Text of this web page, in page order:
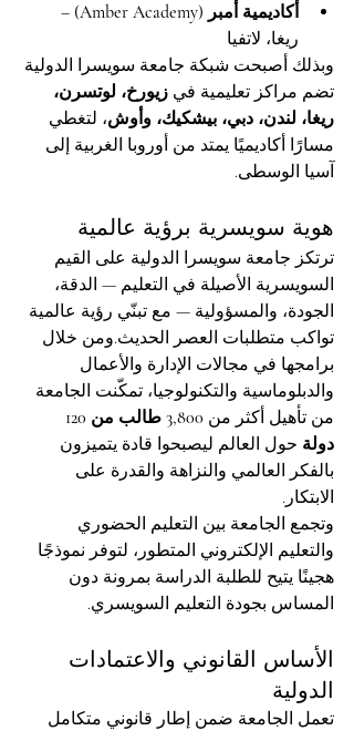
أكاديمية أمبر (Amber Academy)
–
ريغا، لاتفيا
وبذلك أصبحت شبكة جامعة سويسرا الدولية
تضم مراكز تعليمية في زيورخ، لوتسرن،
ريغا، لندن، دبي، بيشكيك، وأوش، لتغطي
مسارًا أكاديميًا يمتد من أوروبا الغربية إلى
آسيا الوسطى.
هوية سويسرية برؤية عالمية
ترتكز جامعة سويسرا الدولية على القيم
السويسرية الأصيلة في التعليم — الدقة،
الجودة، والمسؤولية — مع تبنّي رؤية عالمية
تواكب متطلبات العصر الحديث.ومن خلال
برامجها في مجالات الإدارة والأعمال
والدبلوماسية والتكنولوجيا، تمكّنت الجامعة
من تأهيل أكثر من
دولة حول العالم ليصبحوا قادة يتميزون
بالفكر العالمي والنزاهة والقدرة على
الابتكار.
وتجمع الجامعة بين التعليم الحضوري
والتعليم الإلكتروني المتطور، لتوفر نموذجًا
هجينًا يتيح للطلبة الدراسة بمرونة دون
المساس بجودة التعليم السويسري.
الأساس القانوني والاعتمادات
الدولية
تعمل الجامعة ضمن إطار قانوني متكامل